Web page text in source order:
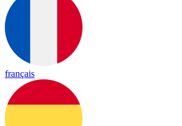
français